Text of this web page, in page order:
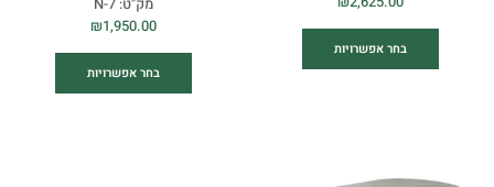
בחר אפשרויות
₪1,950.00
בחר אפשרויות